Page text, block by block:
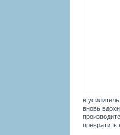
в
вновь
превратить